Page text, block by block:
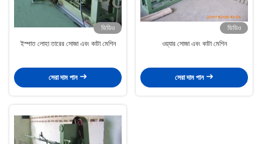
ভিডিও
ইস্পাত লোহা তারের সোজা এবং কাটা মেশিন
সেরা দাম পান
ভিডিও
ওয়্যার সোজা এবং কাটা মেশিন
সেরা দাম পান